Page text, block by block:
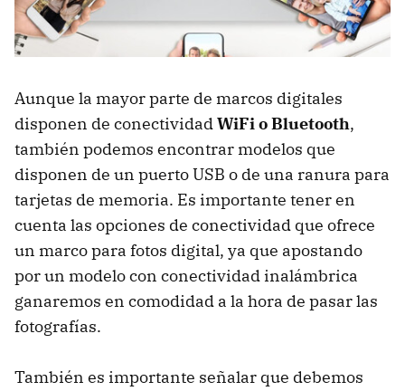
Aunque la mayor parte de marcos digitales
disponen de conectividadWiFi o Bluetooth,
también podemos encontrar modelos que
disponen de un puerto USB o de una ranura para
tarjetas de memoria. Es importante tener en
cuenta las opciones de conectividad que ofrece
un marco para fotos digital, ya que apostando
por un modelo con conectividad inalámbrica
ganaremos en comodidad a la hora de pasar las
fotografías.
También es importante señalar que debemos